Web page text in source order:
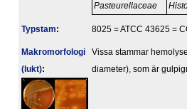
Pasteurellaceae
Typstam: 8025 = ATCC 43625 =
Makromorfologi
(lukt):
Vissa stammar
diameter), som är